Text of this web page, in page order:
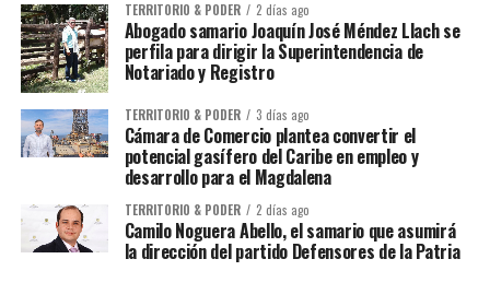
TERRITORIO & PODER 2 días ago
Abogado samario Joaquín José Méndez Llach se
perfila para dirigir la Superintendencia de
Notariado y Registro
TERRITORIO & PODER 3 días ago
Cámara de Comercio plantea convertir el
potencial gasífero del Caribe en empleo y
desarrollo para el Magdalena
TERRITORIO & PODER 2 días ago
Camilo Noguera Abello, el samario que asumirá
la dirección del partido Defensores de la Patria